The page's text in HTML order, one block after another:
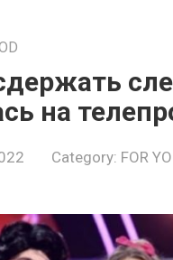
на
Category: FOR